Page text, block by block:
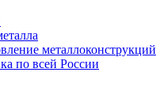
металлоконструкций
по всей России